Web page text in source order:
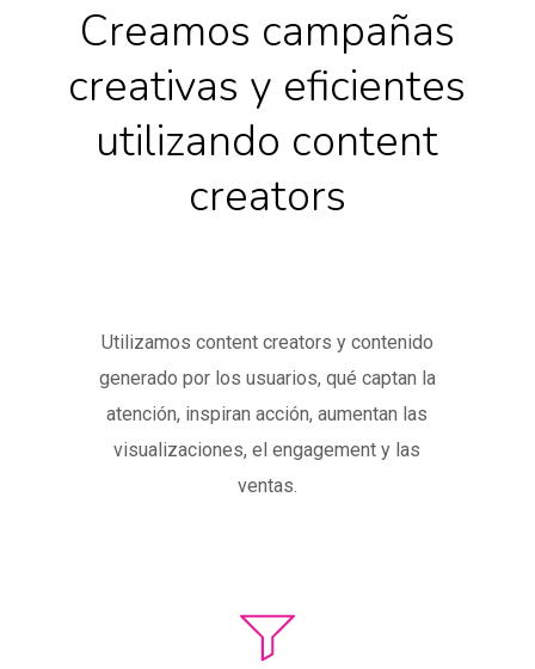
Creamos campañas
creativas y eficientes
utilizando content
creators
Utilizamos content creators y contenido
generado por los usuarios, qué captan la
atención, inspiran acción, aumentan las
visualizaciones, el engagement y las
ventas.